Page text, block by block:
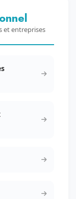
et entreprises